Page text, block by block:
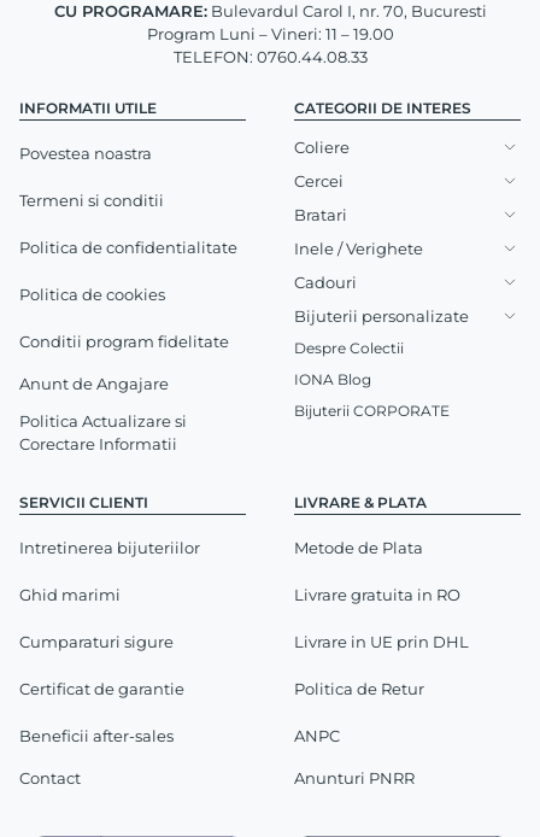
INFORMATII UTILE
Povestea noastra
Termeni si conditii
Politica de confidentialitate
Politica de cookies
Conditii program fidelitate
Anunt de Angajare
Politica Actualizare si
Corectare Informatii
SERVICII CLIENTI
Intretinerea bijuteriilor
Ghid marimi
Cumparaturi sigure
Certificat de garantie
Beneficii after-sales
Contact
LIVRARE & PLATA
Metode de Plata
Livrare gratuita in RO
Livrare in UE prin DHL
Politica de Retur
ANPC
Anunturi PNRR
CU PROGRAMARE:Bulevardul Carol I, nr. 70, Bucuresti
Program Luni – Vineri: 11 – 19.00
TELEFON: 0760.44.08.33
CATEGORII DE INTERES
Coliere
Cercei
Bratari
Inele / Verighete
Cadouri
Bijuterii personalizate
Despre Colectii
IONA Blog
Bijuterii CORPORATE